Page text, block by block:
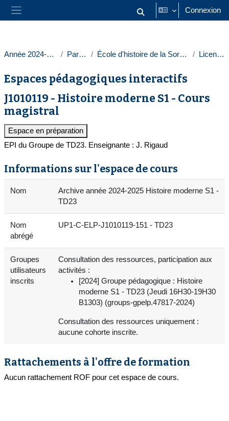
Passer au contenu principal
Panneau latéral Activer/désactiver la saisie
Connexion
Année 2024-2025 Paris 1 École d'histoire de la Sorbonne Licences
Espaces pédagogiques interactifs
J1010119 - Histoire moderne S1 - Cours
magistral
Espace en préparation
EPI du Groupe de TD23. Enseignante : J. Rigaud
Informations sur l'espace de cours
Nom
Archive année 2024-2025 Histoire moderne S1 -
TD23
Nom
abrégé
UP1-C-ELP-J1010119-151 - TD23
Groupes
utilisateurs
inscrits
Consultation des ressources, participation aux
activités :
[2024] Groupe pédagogique : Histoire
moderne S1 - TD23 (Jeudi 16H30-19H30
B1303) (groups-gpelp.47817-2024)
Consultation des ressources uniquement :
aucune cohorte inscrite.
Rattachements à l'offre de formation
Aucun rattachement ROF pour cet espace de cours.